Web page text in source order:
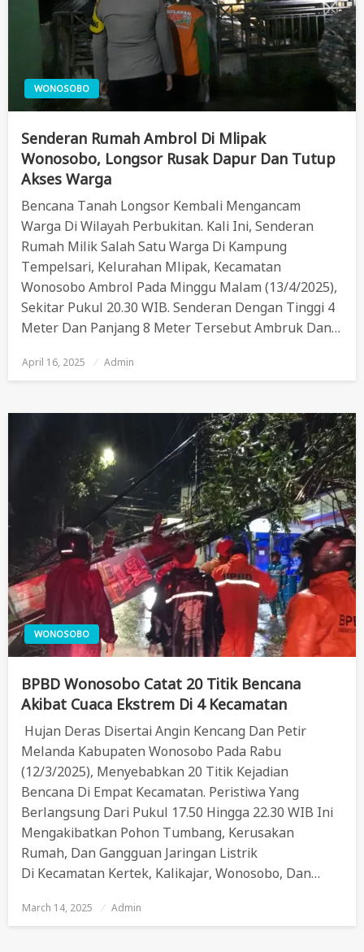
WONOSOBO
Senderan Rumah Ambrol Di Mlipak
Wonosobo, Longsor Rusak Dapur Dan Tutup
Akses Warga
Bencana Tanah Longsor Kembali Mengancam
Warga Di Wilayah Perbukitan. Kali Ini, Senderan
Rumah Milik Salah Satu Warga Di Kampung
Tempelsari, Kelurahan Mlipak, Kecamatan
Wonosobo Ambrol Pada Minggu Malam (13/4/2025),
Sekitar Pukul 20.30 WIB. Senderan Dengan Tinggi 4
Meter Dan Panjang 8 Meter Tersebut Ambruk Dan…
Posted
On
April 16, 2025 Admin
WONOSOBO
BPBD Wonosobo Catat 20 Titik Bencana
Akibat Cuaca Ekstrem Di 4 Kecamatan
Hujan Deras Disertai Angin Kencang Dan Petir
Melanda Kabupaten Wonosobo Pada Rabu
(12/3/2025), Menyebabkan 20 Titik Kejadian
Bencana Di Empat Kecamatan. Peristiwa Yang
Berlangsung Dari Pukul 17.50 Hingga 22.30 WIB Ini
Mengakibatkan Pohon Tumbang, Kerusakan
Rumah, Dan Gangguan Jaringan Listrik
Di Kecamatan Kertek, Kalikajar, Wonosobo, Dan…
Posted
March 14, 2025 Admin